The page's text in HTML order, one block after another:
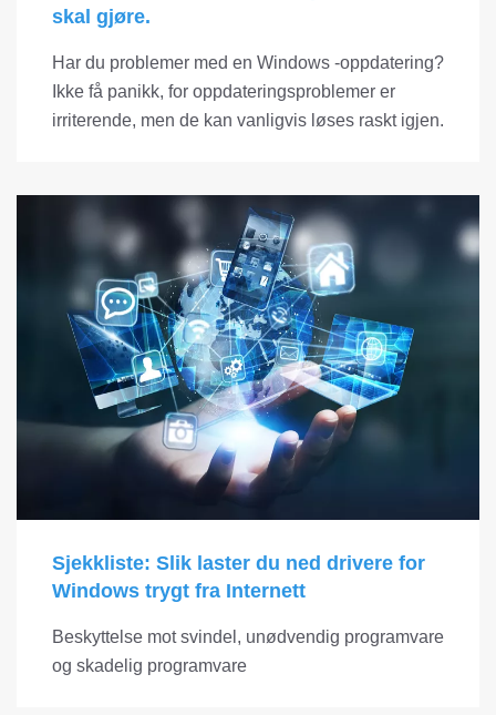
skal gjøre.
Har du problemer med en Windows -oppdatering?
Ikke få panikk, for oppdateringsproblemer er
irriterende, men de kan vanligvis løses raskt igjen.
Sjekkliste: Slik laster du ned drivere for
Windows trygt fra Internett
Beskyttelse mot svindel, unødvendig programvare
og skadelig programvare